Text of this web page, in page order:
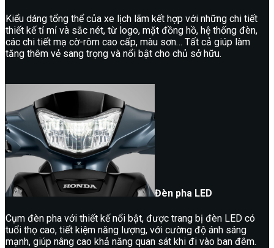
Kiểu dáng tổng thể của xe lịch lãm kết hợp với những chi tiết
thiết kế tỉ mỉ và sắc nét, từ logo, mặt đồng hồ, hệ thống đèn,
các chi tiết mạ cờ-rôm cao cấp, màu sơn… Tất cả giúp làm
tăng thêm vẻ sang trọng và nổi bật cho chủ sở hữu.
Đèn pha LED
Cụm đèn pha với thiết kế nổi bật, được trang bị đèn LED có
tuổi thọ cao, tiết kiệm năng lượng, với cường độ ánh sáng
mạnh, giúp nâng cao khả năng quan sát khi đi vào ban đêm.